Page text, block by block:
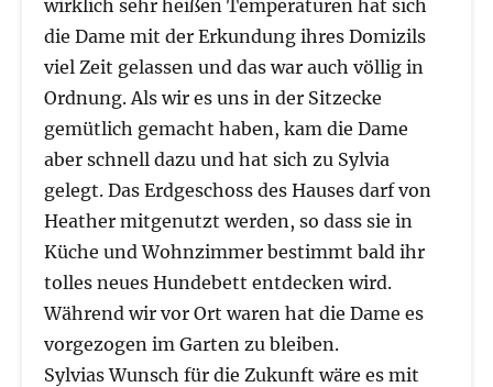
wirklich sehr heißen Temperaturen hat sich
die Dame mit der Erkundung ihres Domizils
viel Zeit gelassen und das war auch völlig in
Ordnung. Als wir es uns in der Sitzecke
gemütlich gemacht haben, kam die Dame
aber schnell dazu und hat sich zu Sylvia
gelegt. Das Erdgeschoss des Hauses darf von
Heather mitgenutzt werden, so dass sie in
Küche und Wohnzimmer bestimmt bald ihr
tolles neues Hundebett entdecken wird.
Während wir vor Ort waren hat die Dame es
vorgezogen im Garten zu bleiben.
Sylvias Wunsch für die Zukunft wäre es mit